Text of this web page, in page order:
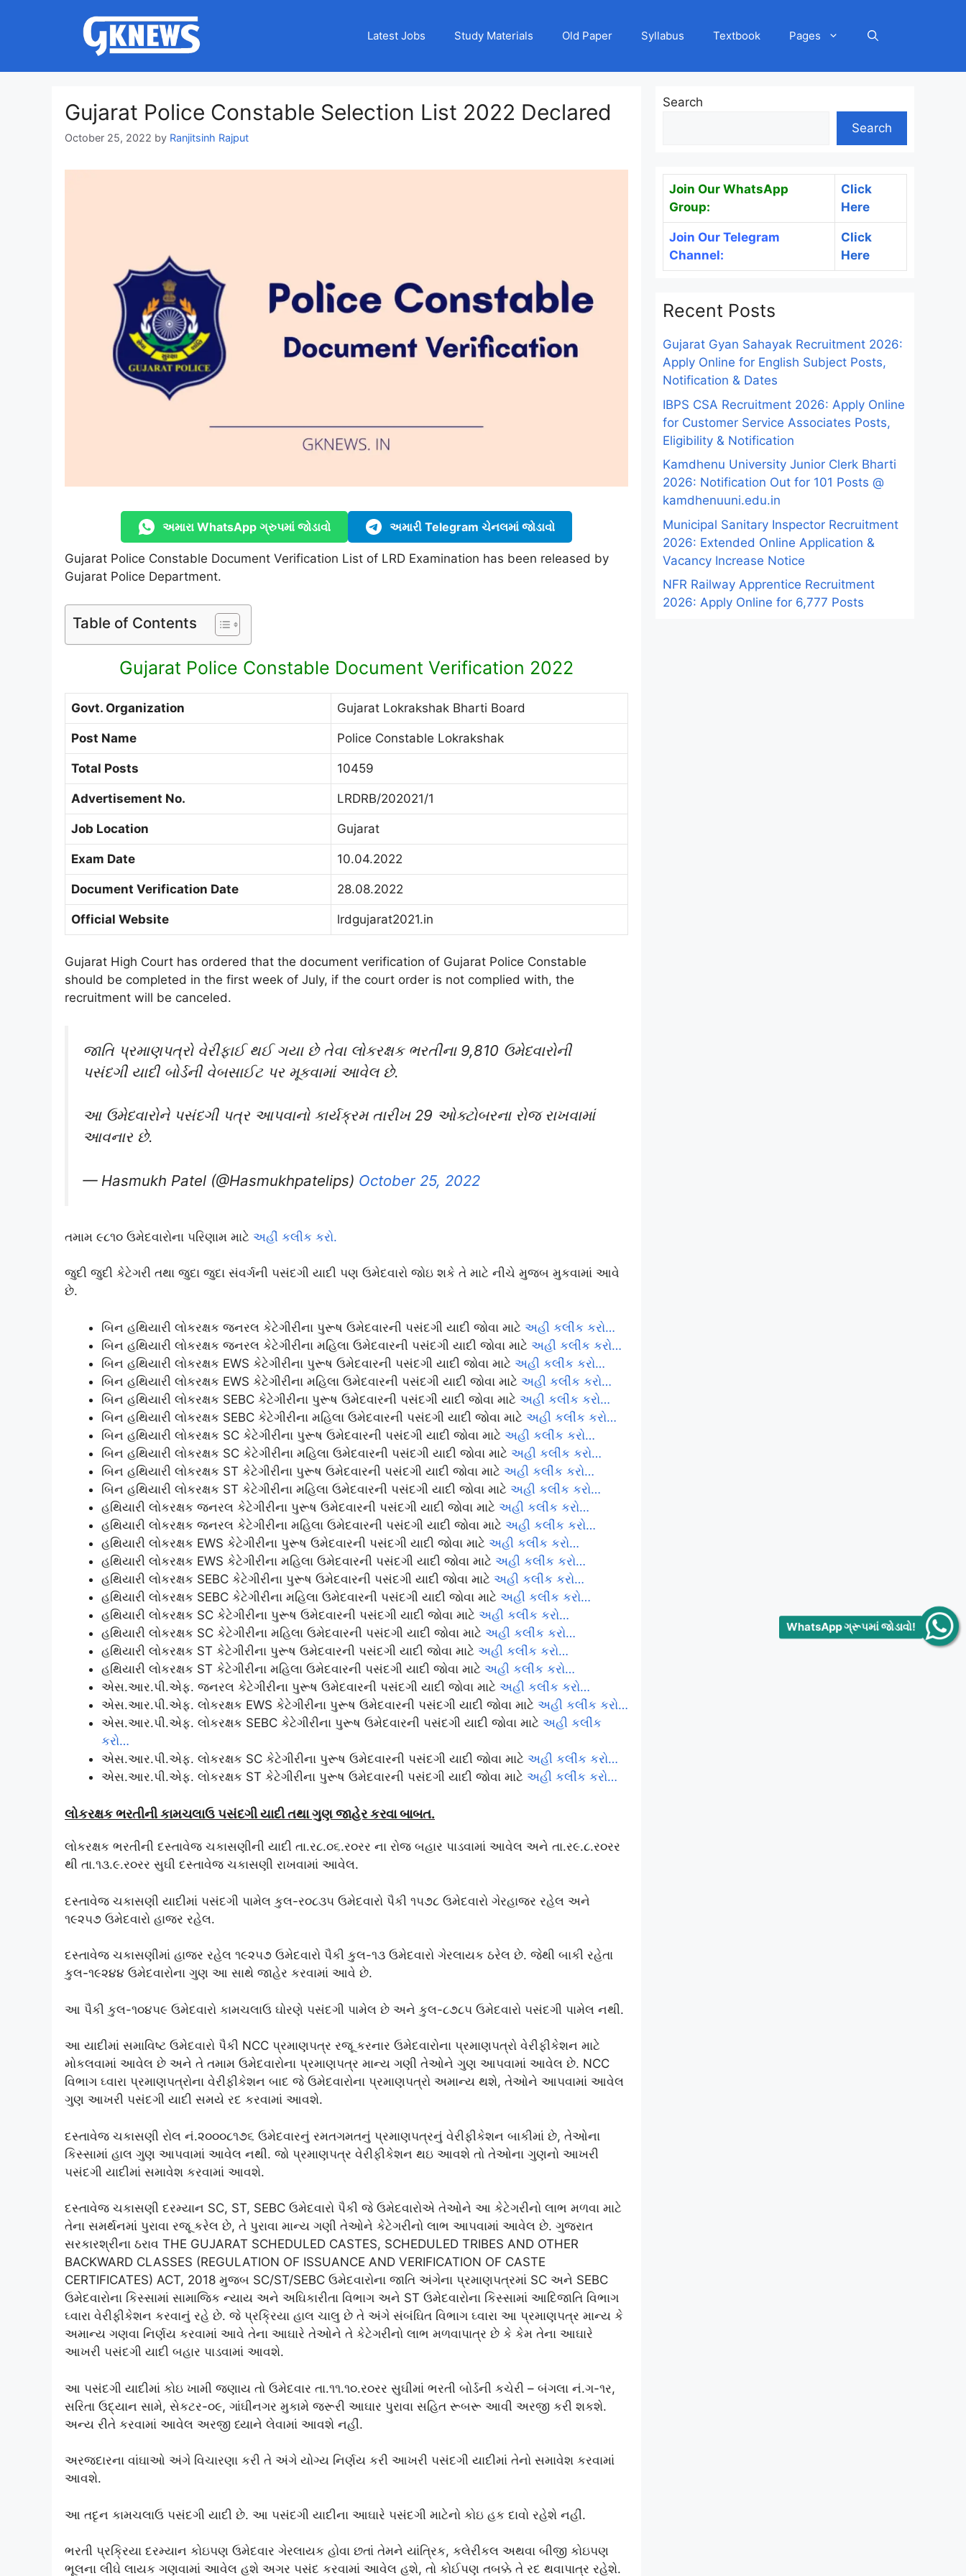
Latest Jobs Study Materials Old Paper Syllabus Textbook Pages
Gujarat Police Constable Selection List 2022 Declared
October 25, 2022 by Ranjitsinh Rajput
અમારા WhatsApp ગ્રુપમાં જોડાવો અમારી Telegram ચેનલમાં જોડાવો
Gujarat Police Constable Document Verification List of LRD Examination has been released by
Gujarat Police Department.
Table of Contents
Gujarat Police Constable Document Verification 2022
Govt. Organization Gujarat Lokrakshak Bharti Board
Post Name Police Constable Lokrakshak
Total Posts 10459
Advertisement No. LRDRB/202021/1
Job Location Gujarat
Exam Date 10.04.2022
Document Verification Date 28.08.2022
Official Website lrdgujarat2021.in
Gujarat High Court has ordered that the document verification of Gujarat Police Constable
should be completed in the first week of July, if the court order is not complied with, the
recruitment will be canceled.
જાતિ પ્રમાણપત્રો વેરીફાઈ થઈ ગયા છે તેવા લોકરક્ષક ભરતીના 9,810 ઉમેદવારોની
પસંદગી યાદી બોર્ડની વેબસાઈટ પર મૂકવામાં આવેલ છે.
આ ઉમેદવારોને પસંદગી પત્ર આપવાનો કાર્યક્રમ તારીખ 29 ઓક્ટોબરના રોજ રાખવામાં
આવનાર છે.
— Hasmukh Patel (@Hasmukhpatelips) October 25, 2022
તમામ ૯૮૧૦ ઉમેદવારોના ૫રિણામ માટે અહીં કલીક કરો.
જુદી જુદી કેટેગરી તથા જુદા જુદા સંવર્ગની ૫સંદગી યાદી ૫ણ ઉમેદવારો જોઇ શકે તે માટે નીચે મુજબ મુકવામાં આવે
છે.
બિન હથિયારી લોકરક્ષક જનરલ કેટેગીરીના પુરૂષ ઉમેદવારની પસંદગી યાદી જોવા માટે અહી કલીંક કરો…
બિન હથિયારી લોકરક્ષક જનરલ કેટેગીરીના મહિલા ઉમેદવારની પસંદગી યાદી જોવા માટે અહી કલીંક કરો…
બિન હથિયારી લોકરક્ષક EWS કેટેગીરીના પુરૂષ ઉમેદવારની પસંદગી યાદી જોવા માટે અહી કલીંક કરો…
બિન હથિયારી લોકરક્ષક EWS કેટેગીરીના મહિલા ઉમેદવારની પસંદગી યાદી જોવા માટે અહી કલીંક કરો…
બિન હથિયારી લોકરક્ષક SEBC કેટેગીરીના પુરૂષ ઉમેદવારની પસંદગી યાદી જોવા માટે અહી કલીંક કરો…
બિન હથિયારી લોકરક્ષક SEBC કેટેગીરીના મહિલા ઉમેદવારની પસંદગી યાદી જોવા માટે અહી કલીંક કરો…
બિન હથિયારી લોકરક્ષક SC કેટેગીરીના પુરૂષ ઉમેદવારની પસંદગી યાદી જોવા માટે અહી કલીંક કરો…
બિન હથિયારી લોકરક્ષક SC કેટેગીરીના મહિલા ઉમેદવારની પસંદગી યાદી જોવા માટે અહી કલીંક કરો…
બિન હથિયારી લોકરક્ષક ST કેટેગીરીના પુરૂષ ઉમેદવારની પસંદગી યાદી જોવા માટે અહી કલીંક કરો…
બિન હથિયારી લોકરક્ષક ST કેટેગીરીના મહિલા ઉમેદવારની પસંદગી યાદી જોવા માટે અહી કલીંક કરો…
હથિયારી લોકરક્ષક જનરલ કેટેગીરીના પુરૂષ ઉમેદવારની પસંદગી યાદી જોવા માટે અહી કલીંક કરો…
હથિયારી લોકરક્ષક જનરલ કેટેગીરીના મહિલા ઉમેદવારની પસંદગી યાદી જોવા માટે અહી કલીંક કરો…
હથિયારી લોકરક્ષક EWS કેટેગીરીના પુરૂષ ઉમેદવારની પસંદગી યાદી જોવા માટે અહી કલીંક કરો…
હથિયારી લોકરક્ષક EWS કેટેગીરીના મહિલા ઉમેદવારની પસંદગી યાદી જોવા માટે અહી કલીંક કરો…
હથિયારી લોકરક્ષક SEBC કેટેગીરીના પુરૂષ ઉમેદવારની પસંદગી યાદી જોવા માટે અહી કલીંક કરો…
હથિયારી લોકરક્ષક SEBC કેટેગીરીના મહિલા ઉમેદવારની પસંદગી યાદી જોવા માટે અહી કલીંક કરો…
હથિયારી લોકરક્ષક SC કેટેગીરીના પુરૂષ ઉમેદવારની પસંદગી યાદી જોવા માટે અહી કલીંક કરો…
હથિયારી લોકરક્ષક SC કેટેગીરીના મહિલા ઉમેદવારની પસંદગી યાદી જોવા માટે અહી કલીંક કરો…
હથિયારી લોકરક્ષક ST કેટેગીરીના પુરૂષ ઉમેદવારની પસંદગી યાદી જોવા માટે અહી કલીંક કરો…
હથિયારી લોકરક્ષક ST કેટેગીરીના મહિલા ઉમેદવારની પસંદગી યાદી જોવા માટે અહી કલીંક કરો…
એસ.આર.પી.એફ. જનરલ કેટેગીરીના પુરૂષ ઉમેદવારની પસંદગી યાદી જોવા માટે અહી કલીંક કરો…
એસ.આર.પી.એફ. લોકરક્ષક EWS કેટેગીરીના પુરૂષ ઉમેદવારની પસંદગી યાદી જોવા માટે અહી કલીંક કરો…
એસ.આર.પી.એફ. લોકરક્ષક SEBC કેટેગીરીના પુરૂષ ઉમેદવારની પસંદગી યાદી જોવા માટે અહી કલીંક
કરો…
એસ.આર.પી.એફ. લોકરક્ષક SC કેટેગીરીના પુરૂષ ઉમેદવારની પસંદગી યાદી જોવા માટે અહી કલીંક કરો…
એસ.આર.પી.એફ. લોકરક્ષક ST કેટેગીરીના પુરૂષ ઉમેદવારની પસંદગી યાદી જોવા માટે અહી કલીંક કરો…
લોકરક્ષક ભરતીની કામચલાઉ ૫સંદગી યાદી તથા ગુણ જાહેર કરવા બાબત.
લોકરક્ષક ભરતીની દસ્તાવેજ ચકાસણીની યાદી તા.ર૮.૦૬.ર૦રર ના રોજ બહાર પાડવામાં આવેલ અને તા.ર૯.૮.ર૦રર
થી તા.૧૩.૯.ર૦રર સુઘી દસ્તાવેજ ચકાસણી રાખવામાં આવેલ.
દસ્તાવેજ ચકાસણી યાદીમાં ૫સંદગી પામેલ કુલ-ર૦૮૩૫ ઉમેદવારો પૈકી ૧૫૭૮ ઉમેદવારો ગેરહાજર રહેલ અને
૧૯૨૫૭ ઉમેદવારો હાજર રહેલ.
દસ્તાવેજ ચકાસણીમાં હાજર રહેલ ૧૯૨૫૭ ઉમેદવારો પૈકી કુલ-૧૩ ઉમેદવારો ગેરલાયક ઠરેલ છે. જેથી બાકી રહેતા
કુલ-૧૯૨૪૪ ઉમેદવારોના ગુણ આ સાથે જાહેર કરવામાં આવે છે.
આ પૈકી કુલ-૧૦૪૫૯ ઉમેદવારો કામચલાઉ ઘોરણે ૫સંદગી પામેલ છે અને કુલ-૮૭૮૫ ઉમેદવારો ૫સંદગી પામેલ નથી.
આ યાદીમાં સમાવિષ્ટ ઉમેદવારો પૈકી NCC પ્રમાણ૫ત્ર રજૂ કરનાર ઉમેદવારોના પ્રમાણ૫ત્રો વેરીફીકેશન માટે
મોકલવામાં આવેલ છે અને તે તમામ ઉમેદવારોના પ્રમાણ૫ત્ર માન્ય ગણી તેઓને ગુણ આ૫વામાં આવેલ છે. NCC
વિભાગ ઘ્વારા પ્રમાણ૫ત્રોના વેરીફીકેશન બાદ જે ઉમેદવારોના પ્રમાણ૫ત્રો અમાન્ય થશે, તેઓને આ૫વામાં આવેલ
ગુણ આખરી ૫સંદગી યાદી સમયે રદ કરવામાં આવશે.
દસ્તાવેજ ચકાસણી રોલ નં.૨૦૦૦૮૧૭૬ ઉમેદવારનું રમતગમતનું પ્રમાણ૫ત્રનું વેરીફીકેશન બાકીમાં છે, તેઓના
કિસ્સામાં હાલ ગુણ આ૫વામાં આવેલ નથી. જો પ્રમાણ૫ત્ર વેરીફીકેશન થઇ આવશે તો તેઓના ગુણનો આખરી
૫સંદગી યાદીમાં સમાવેશ કરવામાં આવશે.
દસ્તાવેજ ચકાસણી દરમ્યાન SC, ST, SEBC ઉમેદવારો પૈકી જે ઉમેદવારોએ તેઓને આ કેટેગરીનો લાભ મળવા માટે
તેના સમર્થનમાં પુરાવા રજૂ કરેલ છે, તે પુરાવા માન્ય ગણી તેઓને કેટેગરીનો લાભ આ૫વામાં આવેલ છે. ગુજરાત
સરકારશ્રીના ઠરાવ THE GUJARAT SCHEDULED CASTES, SCHEDULED TRIBES AND OTHER
BACKWARD CLASSES (REGULATION OF ISSUANCE AND VERIFICATION OF CASTE
CERTIFICATES) ACT, 2018 મુજબ SC/ST/SEBC ઉમેદવારોના જાતિ અંગેના પ્રમાણ૫ત્રમાં SC અને SEBC
ઉમેદવારોના કિસ્સામાં સામાજિક ન્યાય અને અઘિકારીતા વિભાગ અને ST ઉમેદવારોના કિસ્સામાં આદિજાતિ વિભાગ
ઘ્વારા વેરીફીકેશન કરવાનું રહે છે. જે પ્રક્રિયા હાલ ચાલુ છે તે અંગે સંબંઘિત વિભાગ ઘ્વારા આ પ્રમાણ૫ત્ર માન્ય કે
અમાન્ય ગણવા નિર્ણય કરવામાં આવે તેના આઘારે તેઓને તે કેટેગરીનો લાભ મળવાપાત્ર છે કે કેમ તેના આઘારે
આખરી ૫સંદગી યાદી બહાર પાડવામાં આવશે.
આ ૫સંદગી યાદીમાં કોઇ ખામી જણાય તો ઉમેદવાર તા.૧૧.૧૦.ર૦રર સુઘીમાં ભરતી બોર્ડની કચેરી – બંગલા નં.ગ-૧ર,
સરિતા ઉદ્યાન સામે, સેકટર-૦૯, ગાંઘીનગર મુકામે જરૂરી આઘાર પુરાવા સહિત રૂબરૂ આવી અરજી કરી શકશે.
અન્ય રીતે કરવામાં આવેલ અરજી ધ્યાને લેવામાં આવશે નહીં.
અરજદારના વાંઘાઓ અંગે વિચારણા કરી તે અંગે યોગ્ય નિર્ણય કરી આખરી ૫સંદગી યાદીમાં તેનો સમાવેશ કરવામાં
આવશે.
આ તદૃન કામચલાઉ ૫સંદગી યાદી છે. આ ૫સંદગી યાદીના આઘારે ૫સંદગી માટેનો કોઇ હક દાવો રહેશે નહીં.
ભરતી પ્રક્રિયા દરમ્યાન કોઇ૫ણ ઉમેદવાર ગેરલાયક હોવા છતાં તેમને યાંત્રિક, કલેરીકલ અથવા બીજી કોઇ૫ણ
ભૂલના લીઘે લાયક ગણવામાં આવેલ હશે અગર ૫સંદ કરવામાં આવેલ હશે, તો કોઈપણ‍ તબક્કે તે રદ થવા‍પાત્ર રહેશે.
Search
Search
Join Our WhatsApp
Group:
Click
Here
Join Our Telegram
Channel:
Click
Here
Recent Posts
Gujarat Gyan Sahayak Recruitment 2026:
Apply Online for English Subject Posts,
Notification & Dates
IBPS CSA Recruitment 2026: Apply Online
for Customer Service Associates Posts,
Eligibility & Notification
Kamdhenu University Junior Clerk Bharti
2026: Notification Out for 101 Posts @
kamdhenuuni.edu.in
Municipal Sanitary Inspector Recruitment
2026: Extended Online Application &
Vacancy Increase Notice
NFR Railway Apprentice Recruitment
2026: Apply Online for 6,777 Posts
WhatsApp ગ્રૂપમાં જોડાવો!